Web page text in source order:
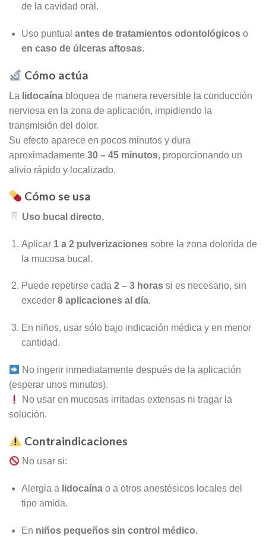
de la cavidad oral.
Uso puntual antes de tratamientos odontológicoso
en caso de úlceras aftosas.
Cómo actúa
La lidocaína bloquea de manera reversible la conducción
nerviosa en la zona de aplicación, impidiendo la
transmisión del dolor.
Su efecto aparece en pocos minutos y dura
aproximadamente 30 – 45 minutos, proporcionando un
alivio rápido y localizado.
Cómo se usa
Uso bucal directo.
Aplicar 1 a 2 pulverizacionessobre la zona dolorida de
la mucosa bucal.
Puede repetirse cada 2 – 3 horassi es necesario, sin
exceder 8 aplicaciones al día.
En niños, usar sólo bajo indicación médica y en menor
cantidad.
No ingerir inmediatamente después de la aplicación
(esperar unos minutos).
No usar en mucosas irritadas extensas ni tragar la
solución.
Contraindicaciones
No usar si:
Alergia a lidocaínao a otros anestésicos locales del
tipo amida.
En niños pequeños sin control médico.